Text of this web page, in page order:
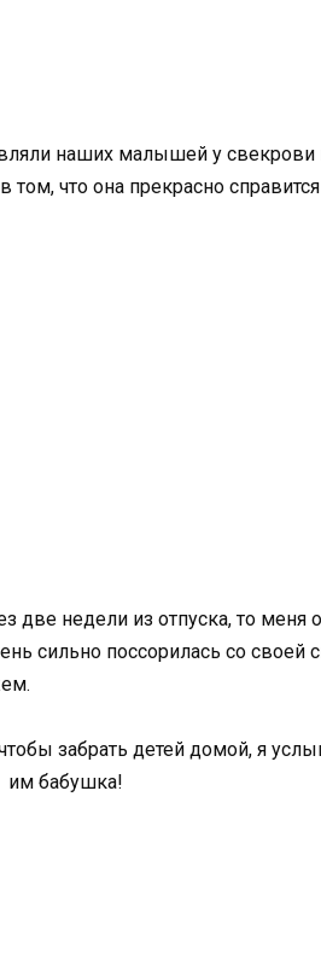
наших малышей у свекрови
том, что она прекрасно
две недели из отпуска, то меня
сильно поссорилась со
забрать детей домой, я
им бабушка!